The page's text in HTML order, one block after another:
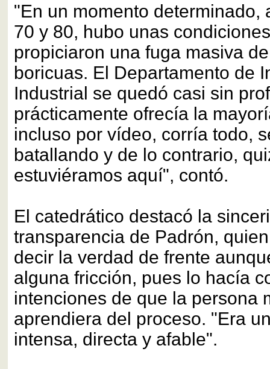
"En un momento determinado,
70 y 80, hubo unas
propiciaron una fuga masiva
boricuas. El Departamento de
Industrial se quedó casi sin
prácticamente ofrecía la
incluso por vídeo, corría todo,
batallando y de lo contrario,
estuviéramos aquí", contó.
El catedrático destacó la
transparencia de Padrón,
decir la verdad de frente
alguna fricción, pues lo hacía
intenciones de que la persona
aprendiera del proceso. "Era
intensa, directa y afable".